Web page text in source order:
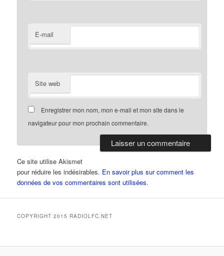
E-mail
Site web
Enregistrer mon nom, mon e-mail et mon site dans le
navigateur pour mon prochain commentaire.
Ce site utilise Akismet
pour réduire les indésirables. En savoir plus sur comment les
données de vos commentaires sont utilisées.
COPYRIGHT 2015 RADIOLFC.NET